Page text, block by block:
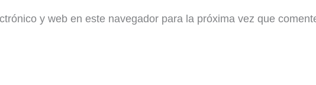
y web en este navegador para la próxima vez que